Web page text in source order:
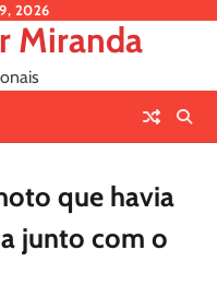
2026
Miranda
que havia
junto com o